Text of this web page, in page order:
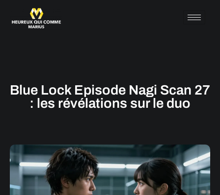
Blue Lock Episode Nagi Scan 27
: les révélations sur le duo